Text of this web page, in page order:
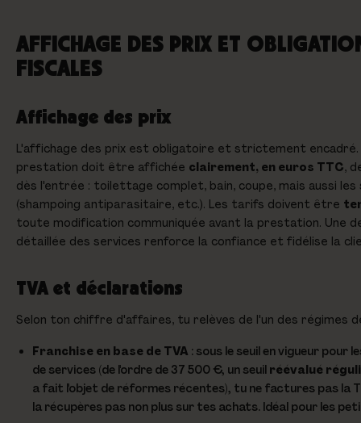
AFFICHAGE DES PRIX ET
FISCALES
Affichage des prix
L'affichage des prix est obligatoire et strictement encadré.
prestation doit être affichée clairement, en euros TTC,
dès l'entrée : toilettage complet, bain, coupe, mais aussi les
(shampoing antiparasitaire, etc.). Les tarifs doivent être
toute modification communiquée avant la prestation. Une
détaillée des services renforce la confiance et fidélise la
TVA et déclarations
Selon ton chiffre d'affaires, tu relèves de l'un des régimes
Franchise en base de TVA : sous le seuil en vigueur pour
de services (de l'ordre de 37 500 €, un seuil réévalué
a fait l'objet de réformes récentes), tu ne factures pas la
la récupères pas non plus sur tes achats. Idéal pour les